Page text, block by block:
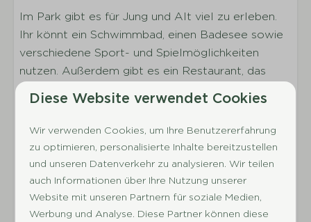
Außenbereich
Parkplatz beim Ferienhaus
Ladestation E-Bike
Terrasse
Gartenmöbel
Parkeinrichtungen
Parkladen
Ferienpark ohne Feuerwerk
Im Park gibt es für Jung und Alt viel zu erleben.
Ihr könnt ein Schwimmbad, einen Badesee sowie
verschiedene Sport- und Spielmöglichkeiten
nutzen. Außerdem gibt es ein Restaurant, das
gemütlicher macht.
Entdecken Sie die vielseitige
Umgebung von Drenthe
De Huynen liegt mitten im Nationalpark
Diese Website verwendet Cookies
Wir verwenden Cookies, um Ihre Benutzererfahrung
zu optimieren, personalisierte Inhalte bereitzustellen
und unseren Datenverkehr zu analysieren. Wir teilen
auch Informationen über Ihre Nutzung unserer
Website mit unseren Partnern für soziale Medien,
Werbung und Analyse. Diese Partner können diese